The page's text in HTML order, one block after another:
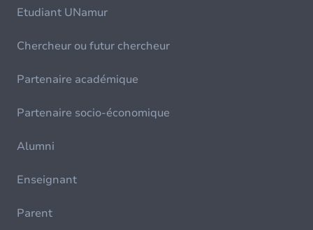
Etudiant UNamur
Chercheur ou futur chercheur
Partenaire académique
Partenaire socio-économique
Alumni
Enseignant
Parent